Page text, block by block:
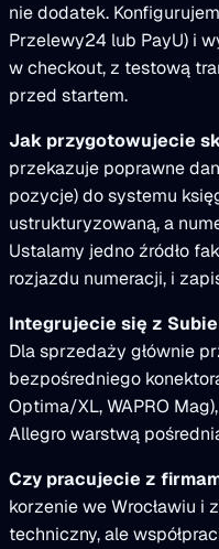
nie dodatek.
Przelewy24 lub PayU) i
w checkout, z testową
przed startem.
Jak przygotowujecie
przekazuje poprawne
pozycje) do systemu
ustrukturyzowaną, a
Ustalamy jedno źródło
rozjazdu numeracji, i
Integrujecie się z
Dla sprzedaży głównie
bezpośredniego
Optima/XL, WAPRO
Allegro warstwą
Czy pracujecie z
korzenie we Wrocławiu i
techniczny, ale